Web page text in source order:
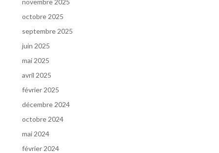
octobre 2025
septembre 2025
juin 2025
mai 2025
avril 2025
février 2025
décembre 2024
octobre 2024
mai 2024
février 2024